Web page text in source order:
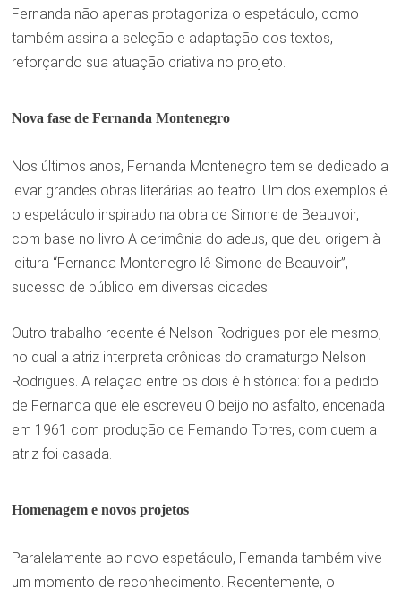
Fernanda não apenas protagoniza o espetáculo, como
também assina a seleção e adaptação dos textos,
reforçando sua atuação criativa no projeto.
Nova fase de Fernanda Montenegro
Nos últimos anos, Fernanda Montenegro tem se dedicado a
levar grandes obras literárias ao teatro. Um dos exemplos é
o espetáculo inspirado na obra de Simone de Beauvoir,
com base no livro A cerimônia do adeus, que deu origem à
leitura “Fernanda Montenegro lê Simone de Beauvoir”,
sucesso de público em diversas cidades.
Outro trabalho recente é Nelson Rodrigues por ele mesmo,
no qual a atriz interpreta crônicas do dramaturgo Nelson
Rodrigues. A relação entre os dois é histórica: foi a pedido
de Fernanda que ele escreveu O beijo no asfalto, encenada
em 1961 com produção de Fernando Torres, com quem a
atriz foi casada.
Homenagem e novos projetos
Paralelamente ao novo espetáculo, Fernanda também vive
um momento de reconhecimento. Recentemente, o